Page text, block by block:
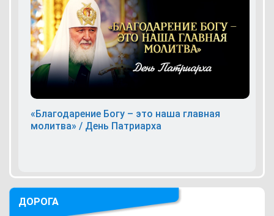
«Благодарение Богу – это наша главная
молитва» / День Патриарха
ДОРОГА